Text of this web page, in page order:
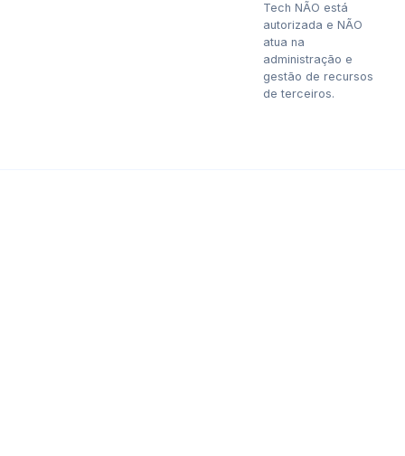
Tech NÃO está
autorizada e NÃO
atua na
administração e
gestão de recursos
de terceiros.